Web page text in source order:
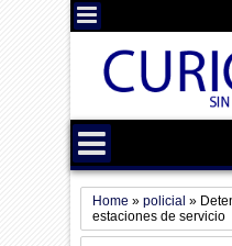
Home »policial »
estaciones de servicio